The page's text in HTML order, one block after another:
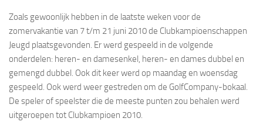
Zoals gewoonlijk hebben in de laatste weken voor de
zomervakantie van 7 t/m 21 juni 2010 de Clubkampioenschappen
Jeugd plaatsgevonden. Er werd gespeeld in de volgende
onderdelen: heren- en damesenkel, heren- en dames dubbel en
gemengd dubbel. Ook dit keer werd op maandag en woensdag
gespeeld. Ook werd weer gestreden om de GolfCompany-bokaal.
De speler of speelster die de meeste punten zou behalen werd
uitgeroepen tot Clubkampioen 2010.